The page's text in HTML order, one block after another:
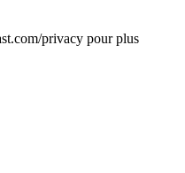
privacy pour plus